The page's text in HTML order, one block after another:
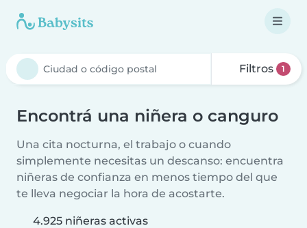
Filtros 1
Encontrá una niñera o canguro
Una cita nocturna, el trabajo o cuando
simplemente necesitas un descanso: encuentra
niñeras de confianza en menos tiempo del que
te lleva negociar la hora de acostarte.
4.925 niñeras activas